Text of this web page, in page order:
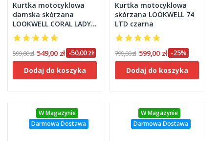
Kurtka motocyklowa
damska skórzana
LOOKWELL CORAL LADY
czarna
599,00 zł 549,00 zł -50,00 zł
Dodaj do koszyka
Kurtka motocyklowa
skórzana LOOKWELL 74
LTD czarna
799,00 zł 599,00 zł -25%
Dodaj do koszyka
W Magazynie
Darmowa Dostawa
W Magazynie
Darmowa Dostawa